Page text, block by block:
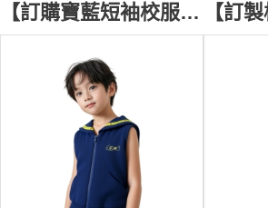
【訂購寶藍短袖校服襯衫】｜HKIS Athletics｜短袖襯衫校服｜雙胸貼袋配蓋校服｜肩章設計襯衫｜校服恤衫公司 SU421